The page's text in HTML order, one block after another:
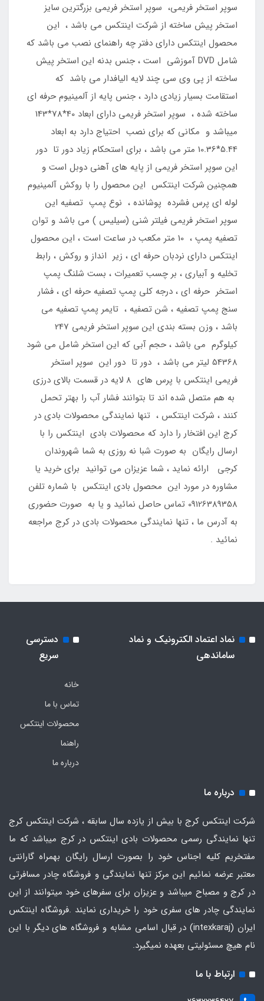
سوپر استخر فریمی، سوپر استخر فریمی بزرگترین سایز
استخر پیش ساخته از شرکت اینتکس می باشد ، این
محصول اینتکس دارای دفتر چه راهنمای نصب می باشد که
شامل DVD آموزشی است ، جنس بدنه این استخر پیش
ساخته از پی وی سی چند لایه الیافدار می باشد که
استقامت بسیار زیادی دارد ، جنس پایه از آلمینیوم حرفه ای
ساخته شده ، سوپر استخر فریمی دارای ابعاد 40*78*143
میباشد و مکانی که برای نصب احتیاج دارد به ابعاد
5.44*10.36 متر می باشد ، برای استحکام زیاد دور تا دور
این سوپر استخر فریمی از پایه های آهنی دوبل است و
همچنین شرکت اینتکس این محصول را با روکش آلمینیوم
لوله ای پرس فشرده پوشانده ، نوع پمپ تصفیه این
سوپر استخر فریمی فیلتر شنی (سیلیس ) می باشد و توان
تصفیه پمپ ، 10 متر مکعب در ساعت است ، این محصول
اینتکس دارای نردبان حرفه ای ، زیر انداز و روکش ، رابط
تخلیه و آبیاری ، بر چسب تعمیرات ، بست شلنگ پمپ
استخر حرفه ای ، درجه کلی پمپ تصفیه حرفه ای ، فشار
سنج پمپ تصفیه ، شن تصفیه ، تایمر پمپ تصفیه می
باشد ، وزن بسته بندی این سوپر استخر فریمی 247
کیلوگرم می باشد ، حجم آبی که این استخر شامل می شود
54368 لیتر می باشد ، دور تا دور این سوپر استخر
فریمی اینتکس با پرس های 8 لایه در قسمت بالای درزی
به هم متصل شده اند تا بتوانند فشار آب را بهتر تحمل
کنند ، شرکت اینتکس ، تنها نمایندگی محصولات بادی در
کرج این افتخار را دارد که محصولات بادی اینتکس را با
ارسال رایگان به صورت شبا نه روزی به شما شهروندان
کرجی ارائه نماید ، شما عزیزان می توانید برای خرید یا
مشاوره در مورد این محصول بادی اینتکس با شماره تلفن
09126389358 تماس حاصل نمائید و یا به صورت حضوری
به آدرس ما ، تنها نمایندگی محصولات بادی در کرج مراجعه
نمائید .
نماد اعتماد الکترونیک و نماد
ساماندهی
دسترسی
سریع
خانه
تماس با ما
محصولات اینتکس
راهنما
درباره ما
درباره ما
شرکت اینتکس کرج با بیش از یازده سال سابقه ، شرکت اینتکس کرج
تنها نمایندگی رسمی محصولات بادی اینتکس در کرج میباشد که ما
مفتخریم کلیه اجناس خود را بصورت ارسال رایگان بهمراه گارانتی
معتبر عرضه نمائیم این مرکز تنها نمایندگی و فروشگاه چادر مسافرتی
در کرج و مصباح میباشد و عزیزان برای سفرهای خود میتوانند از این
نمایندگی چادر های سفری خود را خریداری نمایند .فروشگاه اینتکس
ایران
(intexkaraj) در قبال اسامی مشابه و فروشگاه های دیگر با این
نام هیچ مسئولیتی بعهده نمیگیرد.
ارتباط با ما